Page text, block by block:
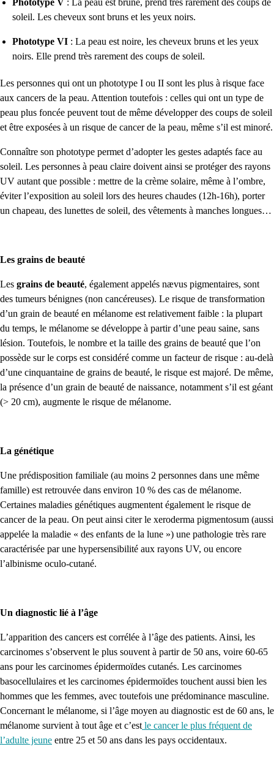
Phototype V : La peau est brune, prend très rarement des coups de
soleil. Les cheveux sont bruns et les yeux noirs.
Phototype VI : La peau est noire, les cheveux bruns et les yeux
noirs. Elle prend très rarement des coups de soleil.
Les personnes qui ont un phototype I ou II sont les plus à risque face
aux cancers de la peau. Attention toutefois : celles qui ont un type de
peau plus foncée peuvent tout de même développer des coups de soleil
et être exposées à un risque de cancer de la peau, même s’il est minoré.
Connaître son phototype permet d’adopter les gestes adaptés face au
soleil. Les personnes à peau claire doivent ainsi se protéger des rayons
UV autant que possible : mettre de la crème solaire, même à l’ombre,
éviter l’exposition au soleil lors des heures chaudes (12h-16h), porter
un chapeau, des lunettes de soleil, des vêtements à manches longues…
Les grains de beauté
Les grains de beauté, également appelés nævus pigmentaires, sont
des tumeurs bénignes (non cancéreuses). Le risque de transformation
d’un grain de beauté en mélanome est relativement faible : la plupart
du temps, le mélanome se développe à partir d’une peau saine, sans
lésion. Toutefois, le nombre et la taille des grains de beauté que l’on
possède sur le corps est considéré comme un facteur de risque : au-delà
d’une cinquantaine de grains de beauté, le risque est majoré. De même,
la présence d’un grain de beauté de naissance, notamment s’il est géant
(> 20 cm), augmente le risque de mélanome.
La génétique
Une prédisposition familiale (au moins 2 personnes dans une même
famille) est retrouvée dans environ 10 % des cas de mélanome.
Certaines maladies génétiques augmentent également le risque de
cancer de la peau. On peut ainsi citer le xeroderma pigmentosum (aussi
appelée la maladie « des enfants de la lune ») une pathologie très rare
caractérisée par une hypersensibilité aux rayons UV, ou encore
l’albinisme oculo-cutané.
Un diagnostic lié à l’âge
L’apparition des cancers est corrélée à l’âge des patients. Ainsi, les
carcinomes s’observent le plus souvent à partir de 50 ans, voire 60-65
ans pour les carcinomes épidermoïdes cutanés. Les carcinomes
basocellulaires et les carcinomes épidermoïdes touchent aussi bien les
hommes que les femmes, avec toutefois une prédominance masculine.
Concernant le mélanome, si l’âge moyen au diagnostic est de 60 ans, le
mélanome survient à tout âge et c’estle cancer le plus fréquent de
l’adulte jeune entre 25 et 50 ans dans les pays occidentaux.